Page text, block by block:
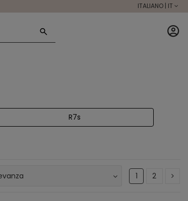
ITALIANO | IT
R7s
1 2